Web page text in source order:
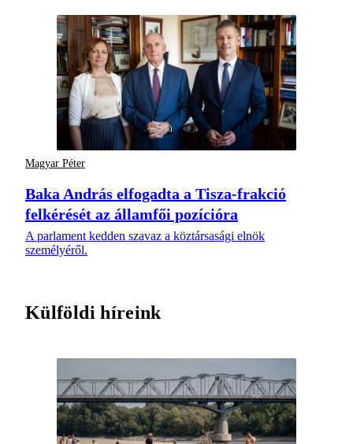
Magyar Péter
Baka András elfogadta a Tisza-frakció
felkérését az államfői pozícióra
A parlament kedden szavaz a köztársasági elnök
személyéről.
Külföldi híreink